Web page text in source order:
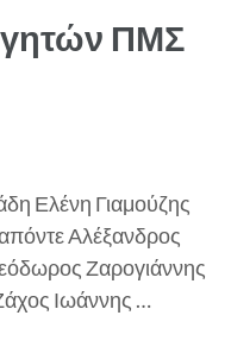
ΠΜΣ
Ελένη Γιαμούζης
Αλέξανδρος
Ζαρογιάννης
Ιωάννης …